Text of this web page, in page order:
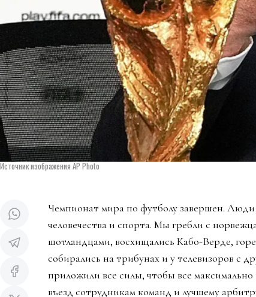
Источник изображения AP Photo
Чемпионат мира по футболу завершен.
человечества и спорта. Мы гребли с
шотландцами, восхищались Кабо-Верде,
собирались на трибунах и у телевизоров с
приложили все силы, чтобы все
въезд сотрудникам команд и лучшему